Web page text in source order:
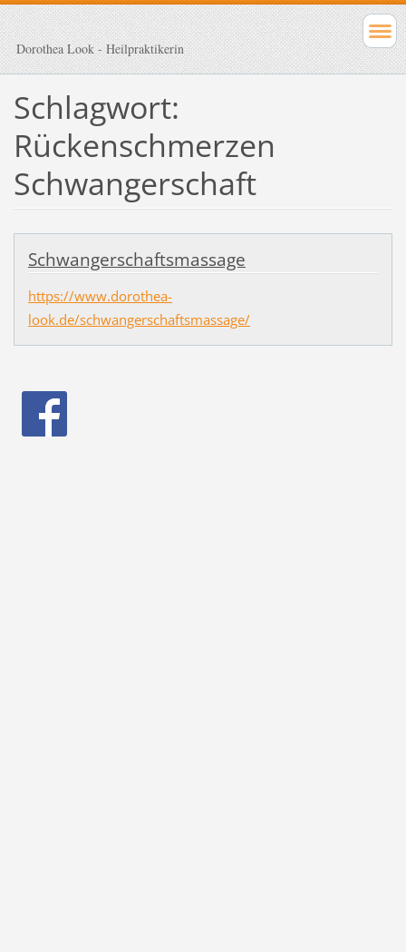
Dorothea Look - Heilpraktikerin
Schlagwort:
Rückenschmerzen
Schwangerschaft
Schwangerschaftsmassage
https://www.dorothea-
look.de/schwangerschaftsmassage/